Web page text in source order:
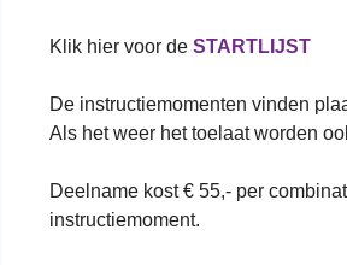
Klik hier voor de STARTLIJST
De instructiemomenten vinden
Als het weer het toelaat worden
Deelname kost € 55,- per
instructiemoment.